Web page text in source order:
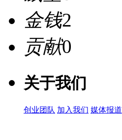
金钱2
贡献0
关于我们
创业团队 加入我们 媒体报道